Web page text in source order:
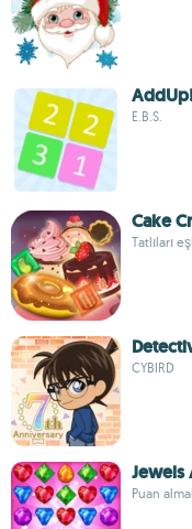
E.B.S.
Cake
Tatlıları
CYBIRD
Jewels
Puan